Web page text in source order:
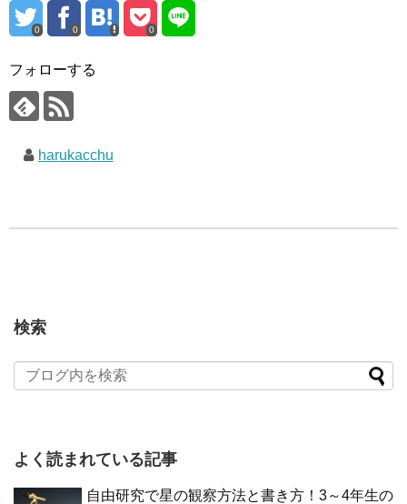
0 0 0
フォローする
harukacchu
検索
よく読まれている記事
自由研究で星の観察方法と書き方！3～4年生の